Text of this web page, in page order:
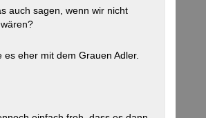
auch sagen, wenn wir nicht
es eher mit dem Grauen Adler.